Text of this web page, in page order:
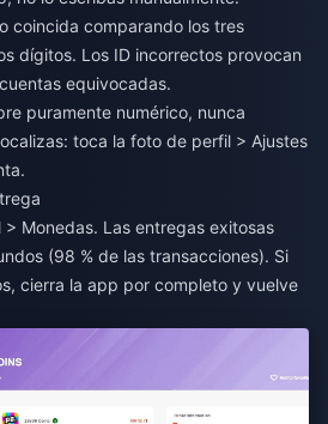
coincida comparando los tres
dígitos. Los ID incorrectos provocan
equivocadas.
puramente numérico, nunca
toca la foto de perfil > Ajustes
Monedas. Las entregas exitosas
(98 % de las transacciones). Si
cierra la app por completo y vuelve